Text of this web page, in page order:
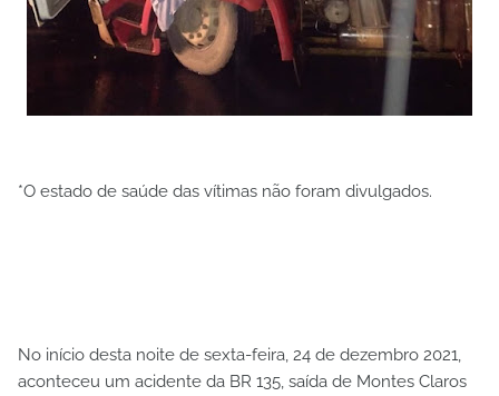
*O estado de saúde das vítimas não foram divulgados.
No início desta noite de sexta-feira, 24 de dezembro 2021,
aconteceu um acidente da BR 135, saída de Montes Claros